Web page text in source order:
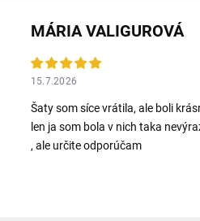
MÁRIA VALIGUROVÁ
15.7.2026
Šaty som síce vrátila, ale boli
len ja som bola v nich taka
, ale určite odporúčam